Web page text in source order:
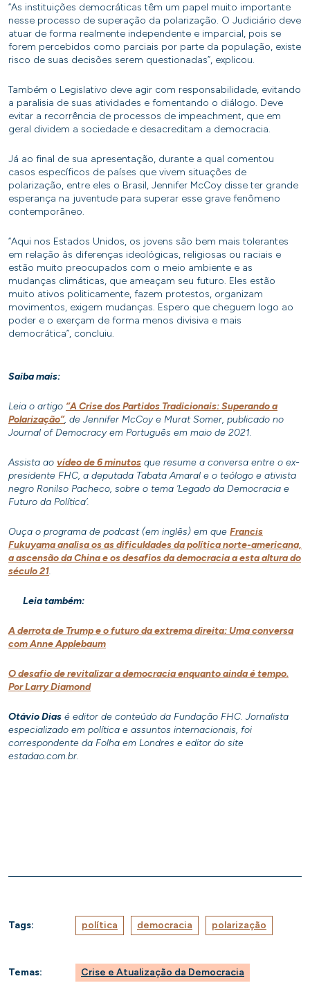
“As instituições democráticas têm um papel muito importante
nesse processo de superação da polarização. O Judiciário deve
atuar de forma realmente independente e imparcial, pois se
forem percebidos como parciais por parte da população, existe
risco de suas decisões serem questionadas”, explicou.
Também o Legislativo deve agir com responsabilidade, evitando
a paralisia de suas atividades e fomentando o diálogo. Deve
evitar a recorrência de processos de impeachment, que em
geral dividem a sociedade e desacreditam a democracia.
Já ao final de sua apresentação, durante a qual comentou
casos específicos de países que vivem situações de
polarização, entre eles o Brasil, Jennifer McCoy disse ter grande
esperança na juventude para superar esse grave fenômeno
contemporâneo.
“Aqui nos Estados Unidos, os jovens são bem mais tolerantes
em relação às diferenças ideológicas, religiosas ou raciais e
estão muito preocupados com o meio ambiente e as
mudanças climáticas, que ameaçam seu futuro. Eles estão
muito ativos politicamente, fazem protestos, organizam
movimentos, exigem mudanças. Espero que cheguem logo ao
poder e o exerçam de forma menos divisiva e mais
democrática”, concluiu.
Saiba mais:
Leia o artigo “A Crise dos Partidos Tradicionais: Superando a
Polarização”, de Jennifer McCoy e Murat Somer, publicado no
Journal of Democracy em Português em maio de 2021.
Assista ao vídeo de 6 minutos que resume a conversa entre o ex-
presidente FHC, a deputada Tabata Amaral e o teólogo e ativista
negro Ronilso Pacheco, sobre o tema ‘Legado da Democracia e
Futuro da Política’.
Ouça o programa de podcast (em inglês) em que Francis
Fukuyama analisa os as dificuldades da política norte-americana,
a ascensão da China e os desafios da democracia a esta altura do
século 21.
Leia também:
A derrota de Trump e o futuro da extrema direita: Uma conversa
com Anne Applebaum
O desafio de revitalizar a democracia enquanto ainda é tempo.
Por Larry Diamond
Otávio Dias é editor de conteúdo da Fundação FHC. Jornalista
especializado em política e assuntos internacionais, foi
correspondente da Folha em Londres e editor do site
estadao.com.br.
Tags: política democracia polarização
Temas: Crise e Atualização da Democracia